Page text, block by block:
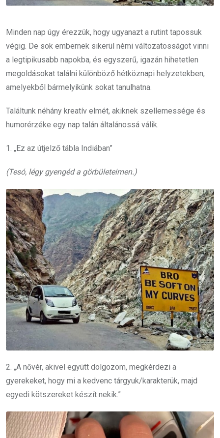
Minden nap úgy érezzük, hogy ugyanazt a rutint tapossuk
végig. De sok embernek sikerül némi változatosságot vinni
a legtipikusabb napokba, és egyszerű, igazán hihetetlen
megoldásokat találni különböző hétköznapi helyzetekben,
amelyekből bármelyikünk sokat tanulhatna.
Találtunk néhány kreatív elmét, akiknek szellemessége és
humorérzéke egy nap talán általánossá válik.
1. „Ez az útjelző tábla Indiában”
(Tesó, légy gyengéd a görbületeimen.)
2. „A nővér, akivel együtt dolgozom, megkérdezi a
gyerekeket, hogy mi a kedvenc tárgyuk/karakterük, majd
egyedi kötszereket készít nekik.”